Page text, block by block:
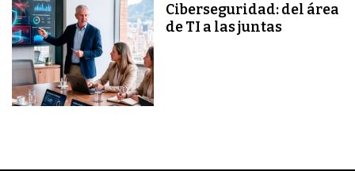
Ciberseguridad: del área
de TI a las juntas